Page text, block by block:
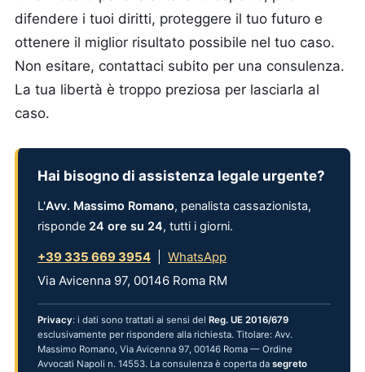
difendere i tuoi diritti, proteggere il tuo futuro e
ottenere il miglior risultato possibile nel tuo caso.
Non esitare, contattaci subito per una consulenza.
La tua libertà è troppo preziosa per lasciarla al
caso.
Hai bisogno di assistenza legale urgente?
L'Avv. Massimo Romano, penalista cassazionista,
risponde 24 ore su 24, tutti i giorni.
+39 335 669 3954
WhatsApp
Via Avicenna 97, 00146 Roma RM
Privacy: i dati sono trattati ai sensi del Reg. UE 2016/679
esclusivamente per rispondere alla richiesta. Titolare: Avv.
Massimo Romano, Via Avicenna 97, 00146 Roma — Ordine
Avvocati Napoli n. 14553. La consulenza è coperta da segreto